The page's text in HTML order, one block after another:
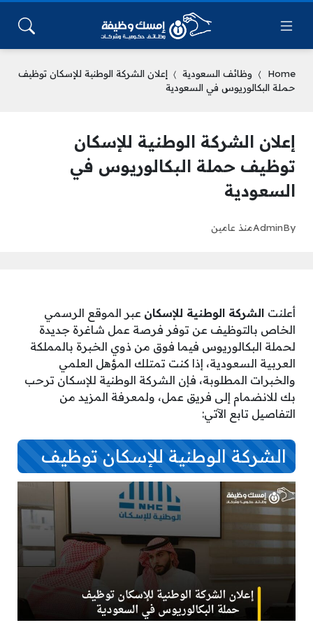
Home وظائف السعودية
إعلان الشركة الوطنية للإسكان توظيف
حملة البكالوريوس في السعودية
إعلان الشركة الوطنية للإسكان
توظيف حملة البكالوريوس في
السعودية
By
Adminمنذ عامين
أعلنت الشركة الوطنية للإسكان عبر الموقع الرسمي
الخاص بالتوظيف عن توفر فرصة عمل شاغرة جديدة
لحملة البكالوريوس فيما فوق من ذوي الخبرة بالمملكة
العربية السعودية، إذا كنت تمتلك المؤهل العلمي
والخبرات المطلوبة، فإن الشركة الوطنية للإسكان ترحب
بك للانضمام إلى فريق عمل، ولمعرفة المزيد من
التفاصيل تابع الآتي:
الشركة الوطنية للإسكان توظيف